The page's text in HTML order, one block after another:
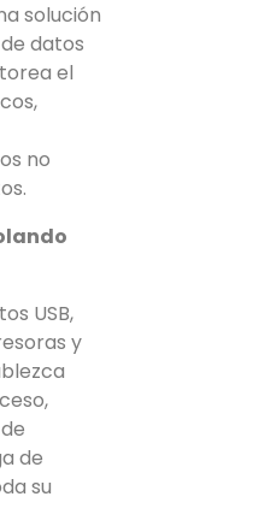
solución
datos
el
no
USB,
y
de
su